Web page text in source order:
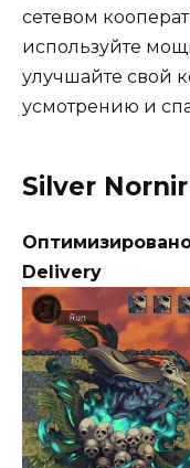
сетевом
используйте
улучшайте свой
усмотрению и
Silver
Delivery